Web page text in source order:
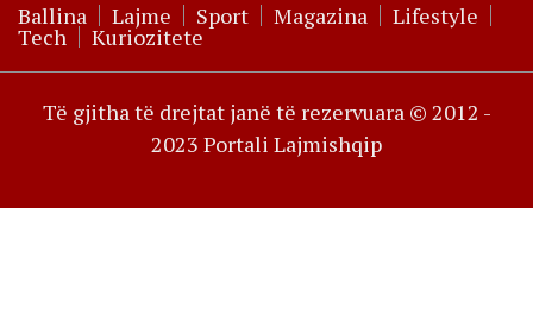
Ballina Lajme Sport Magazina Lifestyle
Tech Kuriozitete
Të gjitha të drejtat janë të rezervuara © 2012 -
2023 Portali Lajmishqip